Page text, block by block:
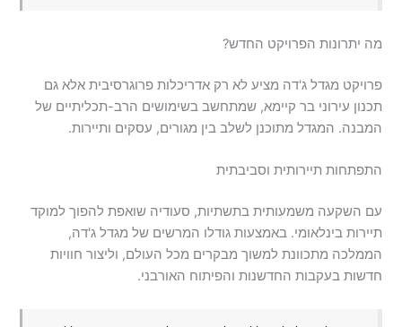
מה יתרונות הפרויקט החדש?
פרויקט מגדל ג'דה מציע לא רק אדריכלות פרוגרסיבית אלא גם
תכנון עירוני בר קיימא, שמתחשב בשימושים הרב-תכליתיים של
המבנה. המגדל מתוכנן לשלב בין מגורים, עסקים ותיירות.
התפתחות תיירותית וסביבתית
עם השקעה משמעותית בתשתיות, סעודיה שואפת להפוך למוקד
תיירות בינלאומי. באמצעות גודלו המרשים של מגדל ג'דה,
הממלכה מתכוונת למשוך מבקרים מכל העולם, וליצור חוויות
חדשות בעקבות החדשנות והפיתוח האורבני.